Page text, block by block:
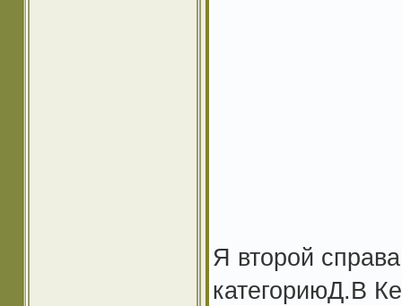
Я второй
категориюД.В